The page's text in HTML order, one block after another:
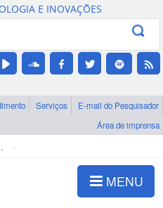
Canais
E INOVAÇÕES
Serviços
E-mail do Pesquisador
Área de imprensa
MENU